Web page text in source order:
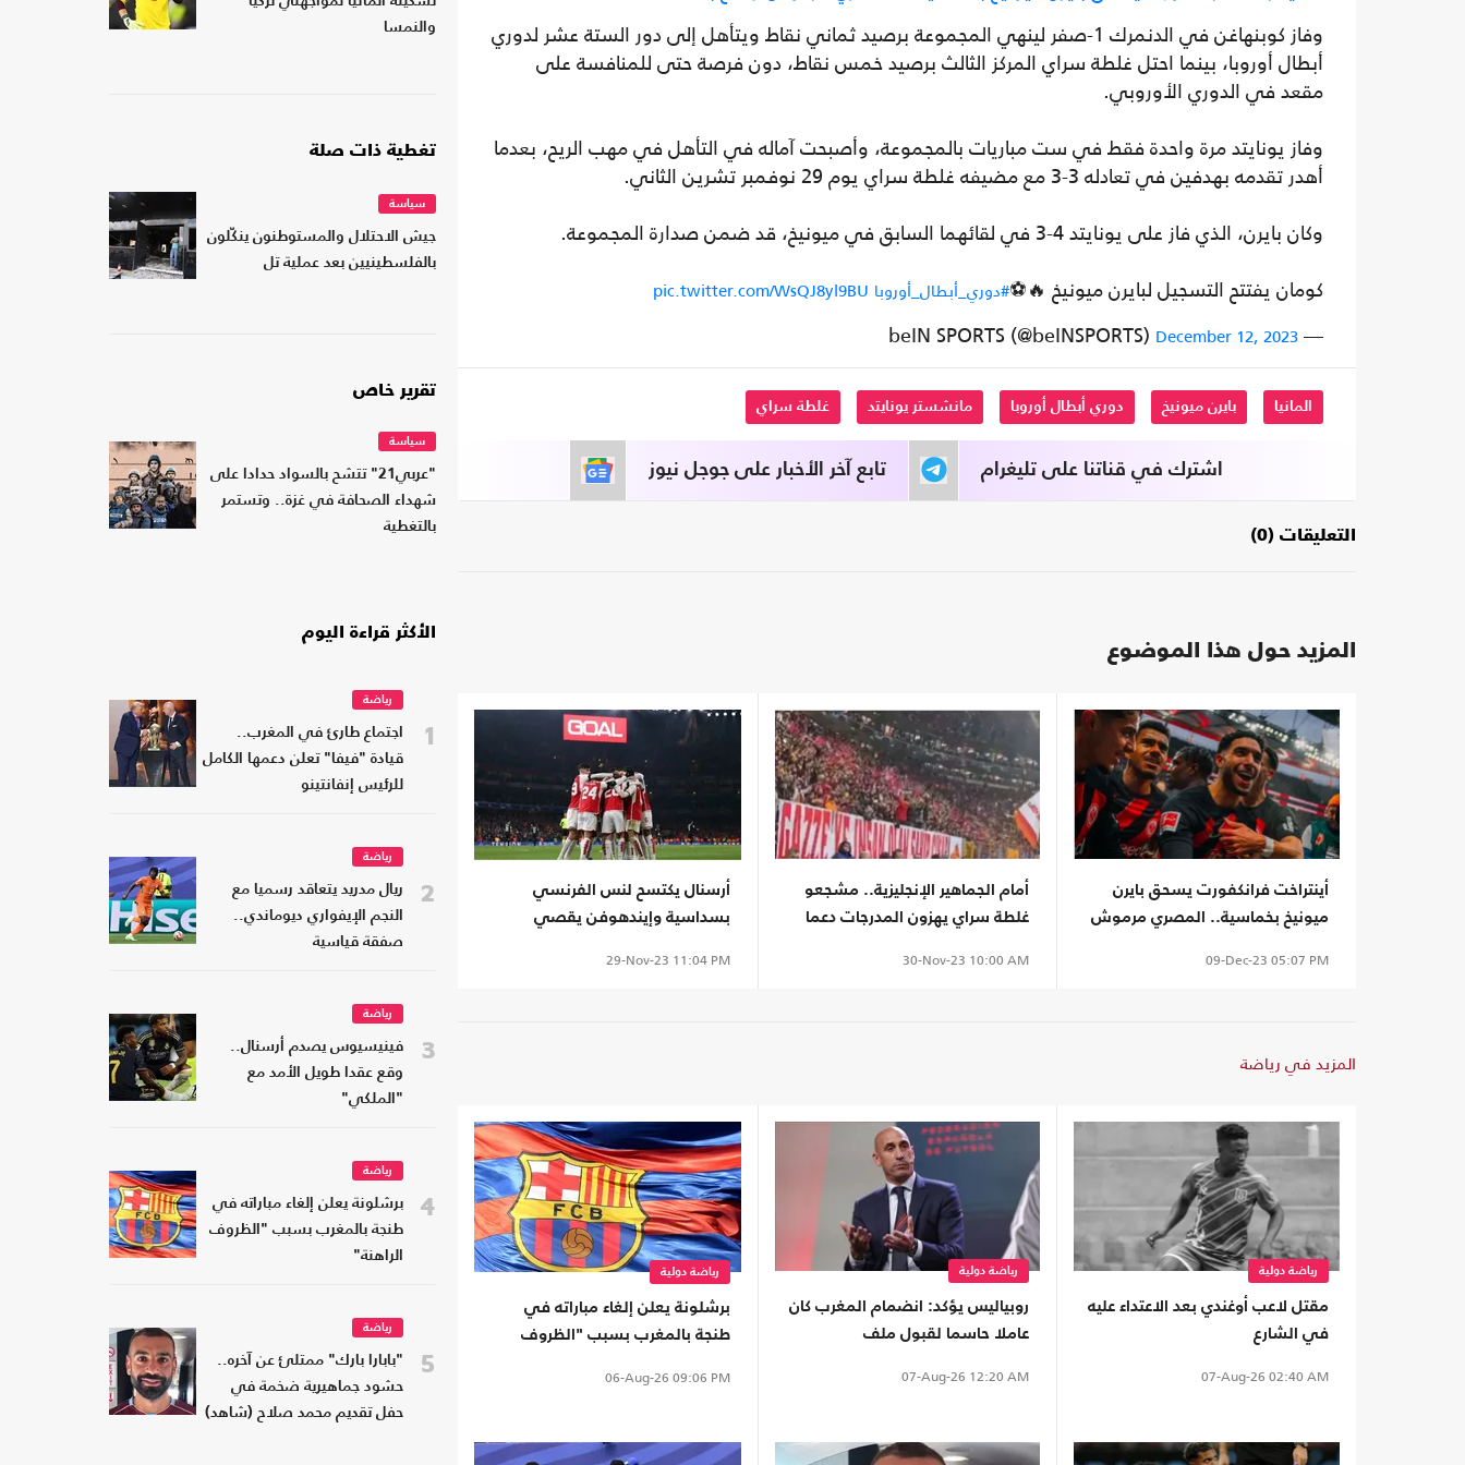
وفاز كوبنهاغن في الدنمرك 1-صفر لينهي المجموعة برصيد ثماني نقاط ويتأهل إلى دور الستة عشر لدوري
أبطال أوروبا، بينما احتل غلطة سراي المركز الثالث برصيد خمس نقاط، دون فرصة حتى للمنافسة على
مقعد في الدوري الأوروبي.
وفاز يونايتد مرة واحدة فقط في ست مباريات بالمجموعة، وأصبحت آماله في التأهل في مهب الريح، بعدما
أهدر تقدمه بهدفين في تعادله 3-3 مع مضيفه غلطة سراي يوم 29 نوفمبر تشرين الثاني.
وكان بايرن، الذي فاز على يونايتد 4-3 في لقائهما السابق في ميونيخ، قد ضمن صدارة المجموعة.
كومان يفتتح التسجيل لبايرن ميونيخ 🔥⚽️#دوري_أبطال_أوروبا pic.twitter.com/WsQJ8yl9BU
— beIN SPORTS (@beINSPORTS)
December 12, 2023
المانيا بايرن ميونيخ دوري أبطال أوروبا مانشستر يونايتد غلطة سراي
تابع آخر الأخبار على جوجل نيوز اشترك في قناتنا على تليغرام
التعليقات (0)
المزيد حول هذا الموضوع
أينتراخت فرانكفورت يسحق بايرن
ميونيخ بخماسية.. المصري مرموش
09-Dec-23 05:07 PM
أمام الجماهير الإنجليزية.. مشجعو
غلطة سراي يهزون المدرجات دعما
30-Nov-23 10:00 AM
أرسنال يكتسح لنس الفرنسي
بسداسية وإيندهوفن يقصي
29-Nov-23 11:04 PM
المزيد في رياضة
رياضة دولية
مقتل لاعب أوغندي بعد الاعتداء عليه
في الشارع
07-Aug-26 02:40 AM
رياضة دولية
روبياليس يؤكد: انضمام المغرب كان
عاملا حاسما لقبول ملف
07-Aug-26 12:20 AM
رياضة دولية
برشلونة يعلن إلغاء مباراته في
طنجة بالمغرب بسبب "الظروف
06-Aug-26 09:06 PM
والنمسا
تغطية ذات صلة
سياسة
جيش الاحتلال والمستوطنون ينكّلون
بالفلسطينيين بعد عملية تل
تقرير خاص
سياسة
"عربي21" تتشح بالسواد حدادا على
شهداء الصحافة في غزة.. وتستمر
بالتغطية
الأكثر قراءة اليوم
1
رياضة
اجتماع طارئ في المغرب..
قيادة "فيفا" تعلن دعمها الكامل
للرئيس إنفانتينو
2
رياضة
ريال مدريد يتعاقد رسميا مع
النجم الإيفواري ديوماندي..
صفقة قياسية
3
رياضة
فينيسيوس يصدم أرسنال..
وقع عقدا طويل الأمد مع
"الملكي"
4
رياضة
برشلونة يعلن إلغاء مباراته في
طنجة بالمغرب بسبب "الظروف
الراهنة"
5
رياضة
"بابارا بارك" ممتلئ عن آخره..
حشود جماهيرية ضخمة في
حفل تقديم محمد صلاح (شاهد)